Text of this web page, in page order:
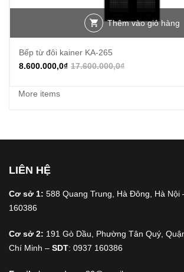
Thêm vào giỏ hàng
Bếp từ đôi kainer KA-265
17.600.000,0₫
8.600.000,0₫
More items
LIÊN HỆ
Cơ sở 1: 588 Quang Trung, Hà Đông, Hà Nội
160386
Cơ sở 2: 191 Gò Dầu, Phường Tân Quý,
Chí Minh – SDT: 0937 160386